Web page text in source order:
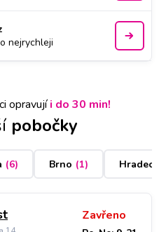
nejrychleji
opravujíi do 30 min!
pobočky
(6) Brno (1) Hradec
Zavřeno